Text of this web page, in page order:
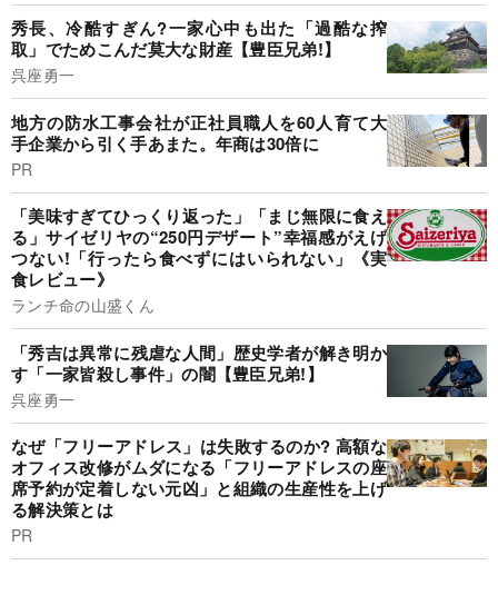
秀長、冷酷すぎん?一家心中も出た「過酷な搾
取」でためこんだ莫大な財産【豊臣兄弟!】
呉座勇一
地方の防水工事会社が正社員職人を60人育て大
手企業から引く手あまた。年商は30倍に
PR
「美味すぎてひっくり返った」「まじ無限に食え
る」サイゼリヤの“250円デザート”幸福感がえげ
つない!「行ったら食べずにはいられない」《実
食レビュー》
ランチ命の山盛くん
「秀吉は異常に残虐な人間」歴史学者が解き明か
す「一家皆殺し事件」の闇【豊臣兄弟!】
呉座勇一
なぜ「フリーアドレス」は失敗するのか? 高額な
オフィス改修がムダになる「フリーアドレスの座
席予約が定着しない元凶」と組織の生産性を上げ
る解決策とは
PR